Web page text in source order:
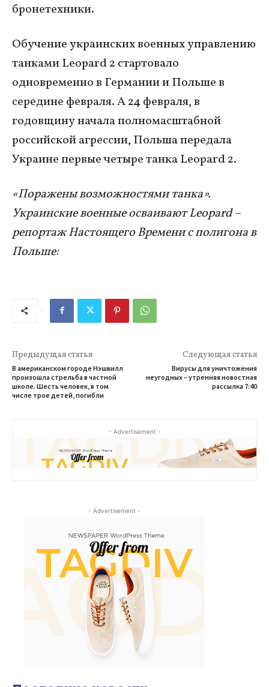
бронетехники.
Обучение украинских военных управлению
танками Leopard 2 стартовало
одновременно в Германии и Польше в
середине февраля. А 24 февраля, в
годовщину начала полномасштабной
российской агрессии, Польша передала
Украине первые четыре танка Leopard 2.
«Поражены возможностями танка».
Украинские военные осваивают Leopard −
репортаж Настоящего Времени с полигона в
Польше:
Предыдущая статья
В американском городе Нэшвилл
произошла стрельба в частной
школе. Шесть человек, в том
числе трое детей, погибли
Следующая статья
Вирусы для уничтожения
неугодных – утренняя новостная
рассылка 7:40
- Advertisement -
- Advertisement -